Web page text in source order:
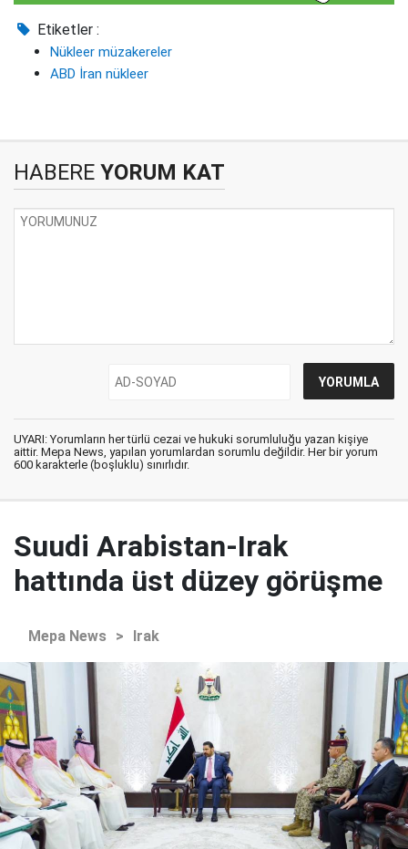
Etiketler :
Nükleer müzakereler
ABD İran nükleer
HABERE YORUM KAT
UYARI: Yorumların her türlü cezai ve hukuki sorumluluğu yazan kişiye
aittir. Mepa News, yapılan yorumlardan sorumlu değildir. Her bir yorum
600 karakterle (boşluklu) sınırlıdır.
Suudi Arabistan-Irak
hattında üst düzey görüşme
Mepa News > Irak